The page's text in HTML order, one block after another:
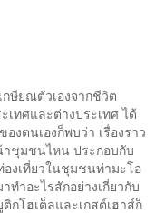
กษียณตัวเองจากชีวิต
เทศและต่างประเทศ ได้
ตนเองก็พบว่า เรื่องราว
ชุมชนไหน ประกอบกับ
องเที่ยวในชุมชนท่ามะโอ
ำอะไรสักอย่างเกี่ยวกับ
กโฮเต็ลและเกสต์เฮาส์ก็